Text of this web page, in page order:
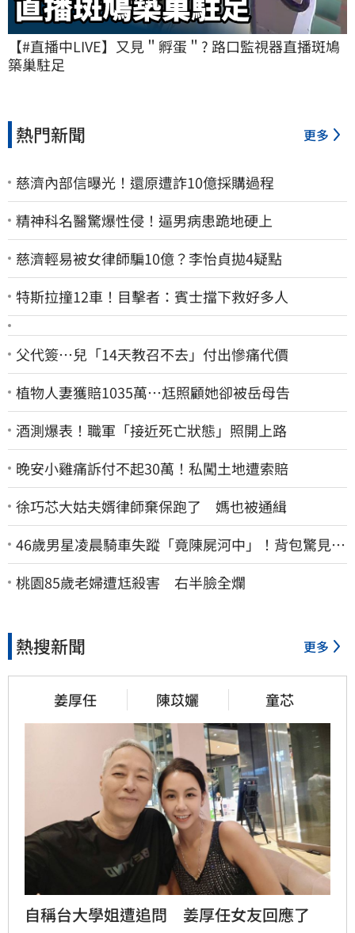
【#直播中LIVE】又見＂孵蛋＂? 路口監視器直播斑鳩
築巢駐足
熱門新聞 更多
慈濟內部信曝光！還原遭詐10億採購過程
精神科名醫驚爆性侵！逼男病患跪地硬上
慈濟輕易被女律師騙10億？李怡貞拋4疑點
特斯拉撞12車！目擊者：賓士擋下救好多人
父代簽…兒「14天教召不去」付出慘痛代價
植物人妻獲賠1035萬…尪照顧她卻被岳母告
酒測爆表！職軍「接近死亡狀態」照開上路
晚安小雞痛訴付不起30萬！私闖土地遭索賠
徐巧芯大姑夫婿律師棄保跑了 媽也被通緝
46歲男星凌晨騎車失蹤「竟陳屍河中」！背包驚見
20kg水泥塊 死因成謎
桃園85歲老婦遭尪殺害 右半臉全爛
熱搜新聞 更多
姜厚任 陳苡孋 童芯
自稱台大學姐遭追問　姜厚任女友回應了